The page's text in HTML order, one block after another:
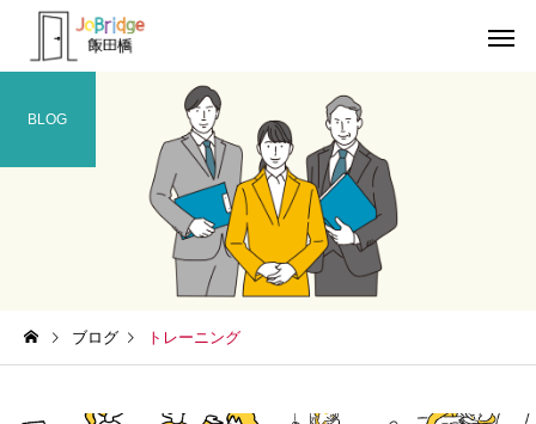
サービス案内
利用者の声 就労先・実
働き続けるための土台 全力禁止のススメ
BLOG
ブログ トレーニング